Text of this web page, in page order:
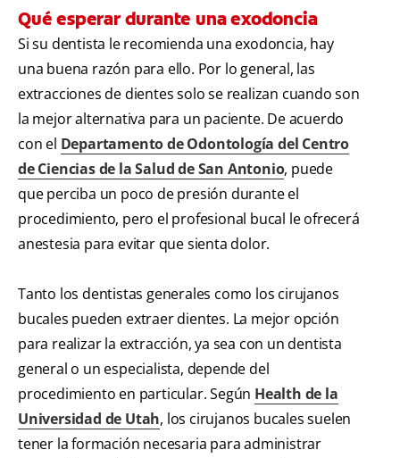
Qué esperar durante una exodoncia
Si su dentista le recomienda una exodoncia, hay
una buena razón para ello. Por lo general, las
extracciones de dientes solo se realizan cuando son
la mejor alternativa para un paciente. De acuerdo
con el Departamento de Odontología del Centro
de Ciencias de la Salud de San Antonio, puede
que perciba un poco de presión durante el
procedimiento, pero el profesional bucal le ofrecerá
anestesia para evitar que sienta dolor.
Tanto los dentistas generales como los cirujanos
bucales pueden extraer dientes. La mejor opción
para realizar la extracción, ya sea con un dentista
general o un especialista, depende del
procedimiento en particular. Según Health de la
Universidad de Utah, los cirujanos bucales suelen
tener la formación necesaria para administrar